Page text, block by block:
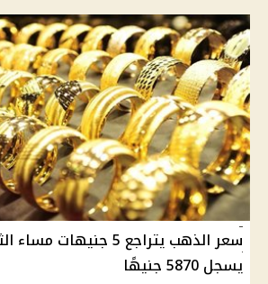
يسجل 5870 جنيهًا